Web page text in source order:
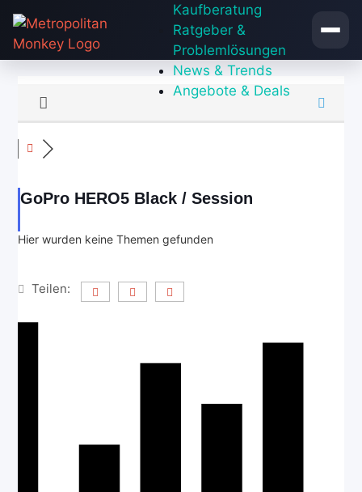
Inhalt
springen
Kaufberatung
Ratgeber &
Problemlösungen
News & Trends
Angebote & Deals
GoPro HERO5 Black / Session
Hier wurden keine Themen gefunden
Teilen: